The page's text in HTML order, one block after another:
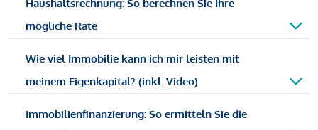
Haushaltsrechnung: So berechnen Sie Ihre
mögliche Rate
Wie viel Immobilie kann ich mir leisten mit
meinem Eigenkapital? (inkl. Video)
Immobilienfinanzierung: So ermitteln Sie die